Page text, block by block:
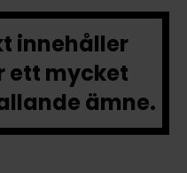
innehåller
ett mycket
ämne.